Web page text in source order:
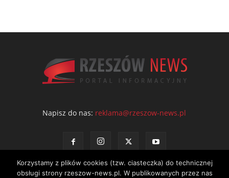
Napisz do nas: reklama@rzeszow-news.pl
Korzystamy z plików cookies (tzw. ciasteczka) do technicznej
obsługi strony rzeszow-news.pl. W publikowanych przez nas